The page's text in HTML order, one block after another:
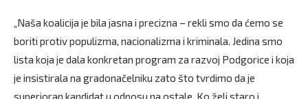
„Naša koalicija je bila jasna i precizna – rekli smo da ćemo se
boriti protiv populizma, nacionalizma i kriminala. Jedina smo
lista koja je dala konkretan program za razvoj Podgorice i koja
je insistirala na gradonačelniku zato što tvrdimo da je
superioran kandidat u odnosu na ostale. Ko želi staro i